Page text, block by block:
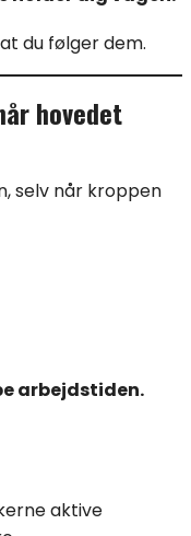
du følger dem.
hovedet
selv når kroppen
arbejdstiden.
aktive